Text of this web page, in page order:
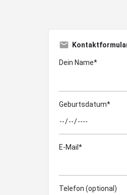
Dein Name*
Geburtsdatum*
E-Mail*
Telefon (optional)